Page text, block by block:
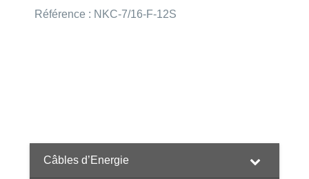
Référence : NKC-7/16-F-12S
Câbles d’Energie